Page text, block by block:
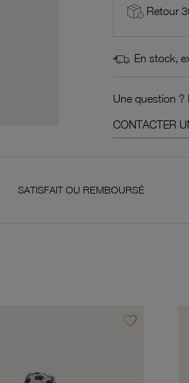
Retour
En stock,
Une question ?
CONTACTER
REMBOURSÉ OR 18
favorite_borderAjouter à vos